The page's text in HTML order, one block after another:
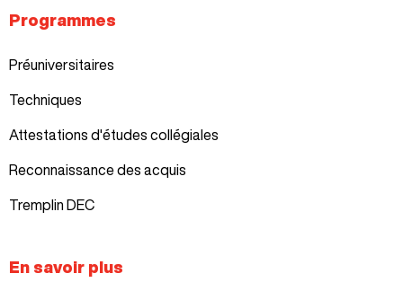
Programmes
Préuniversitaires
Techniques
Attestations d'études collégiales
Reconnaissance des acquis
Tremplin DEC
En savoir plus